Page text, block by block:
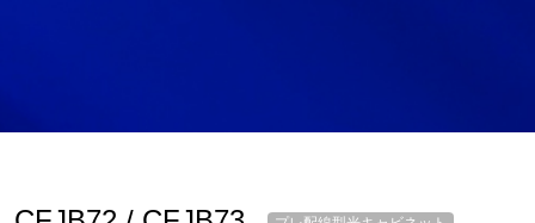
お問い合わせ